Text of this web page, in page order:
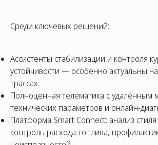
Среди ключевых решений:
Ассистенты стабилизации и контроля
устойчивости — особенно актуальны
трассах.
Полноценная телематика с удалённым
технических параметров и онлайн-
Платформа Smart Connect: анализ
контроль расхода топлива,